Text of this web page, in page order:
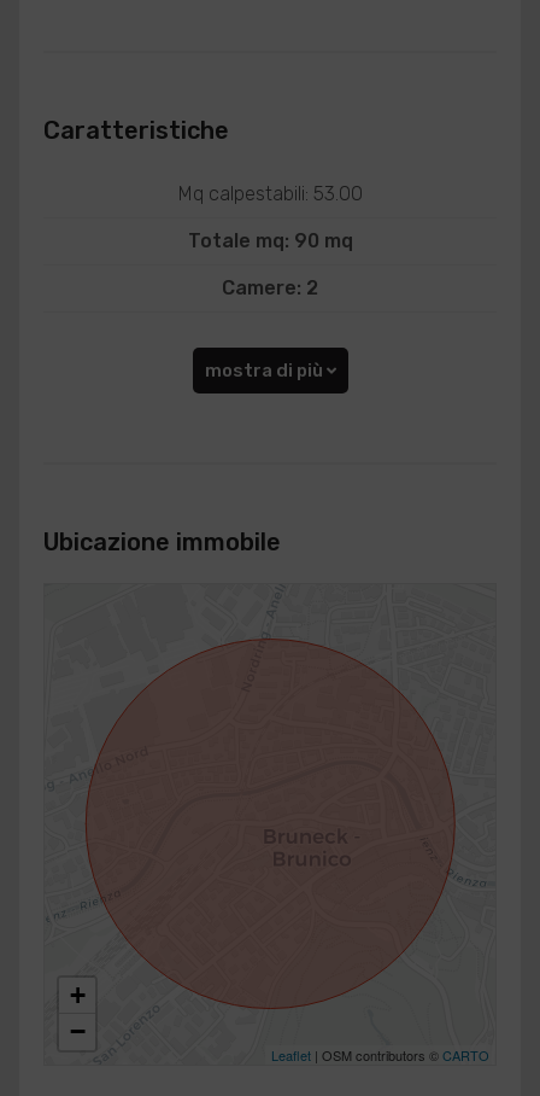
Caratteristiche
Mq calpestabili: 53.00
Totale mq: 90 mq
Camere: 2
mostra di più
Ubicazione immobile
+
−
Leaflet | OSM contributors ©CARTO